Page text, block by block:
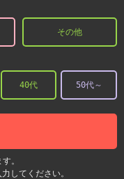
その他
40代 50代～
。
してください。